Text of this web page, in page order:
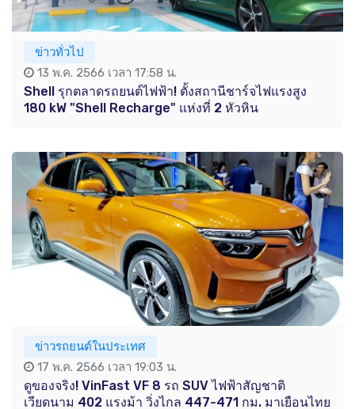
ข่าวทั่วไป
13 พ.ค. 2566 เวลา 17:58 น.
Shell รุกตลาดรถยนต์ไฟฟ้า! ตั้งสถานีชาร์จไฟแรงสูง
180 kW "Shell Recharge" แห่งที่ 2 หัวหิน
ข่าวรถยนต์ในประเทศ
17 พ.ค. 2566 เวลา 19:03 น.
ดูของจริง! VinFast VF 8 รถ SUV ไฟฟ้าสัญชาติ
เวียดนาม 402 แรงม้า วิ่งไกล 447-471 กม. มาเยือนไทย